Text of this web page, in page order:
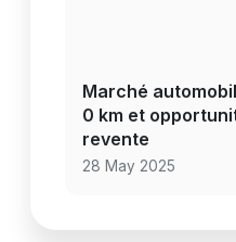
Marché
0 km et
revente
28 May 2025